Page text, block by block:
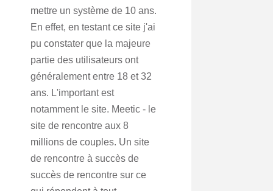
mettre un système de 10 ans.
En effet, en testant ce site j'ai
pu constater que la majeure
partie des utilisateurs ont
généralement entre 18 et 32
ans. L'important est
notamment le site. Meetic - le
site de rencontre aux 8
millions de couples. Un site
de rencontre à succès de
succès de rencontre sur ce